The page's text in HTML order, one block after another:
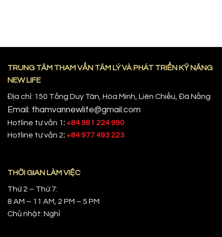
TRUNG TÂM THAM VẤN TÂM LÝ VÀ PHÁT TRIỂN KỸ NĂNG
NEW LIFE
Địa chỉ: 150 Tống Duy Tân, Hòa Minh, Liên Chiểu, Đà Nẵng
Email: thamvannewlife@gmail.com
Hotline tư vấn 1: +84 981 224 990
Hotline tư vấn 2: +84 977 493 223
THỜI GIAN LÀM VIỆC
Thứ 2 – Thứ 7:
8 AM – 11 AM, 2 PM – 5 PM
Chủ nhật: Nghỉ